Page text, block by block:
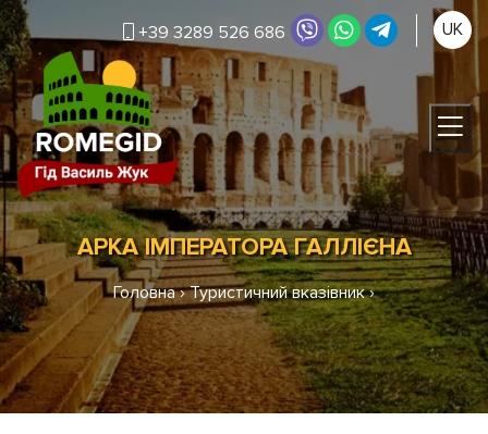
+39 3289 526 686 UK
АРКА ІМПЕРАТОРА ГАЛЛІЄНА
Головна›Туристичний вказівник›